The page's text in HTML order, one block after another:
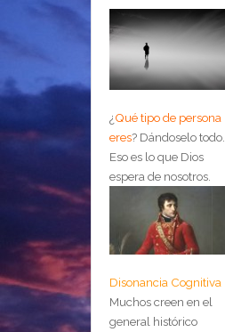
¿Qué tipo de persona
eres? Dándoselo todo.
Eso es lo que Dios
espera de nosotros.
Disonancia Cognitiva
Muchos creen en el
general histórico